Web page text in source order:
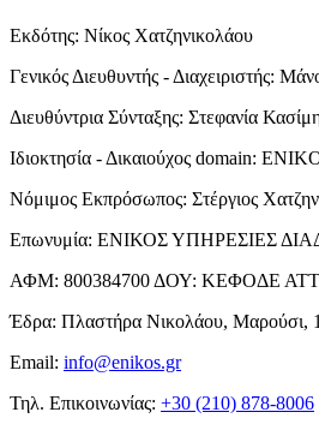
Εκδότης: Νίκος Χατζηνικολάου
Γενικός Διευθυντής - Διαχειριστής:
Διευθύντρια Σύνταξης: Στεφανία
Ιδιοκτησία - Δικαιούχος domain:
Νόμιμος Εκπρόσωπος: Στέργιος
Επωνυμία: ΕΝΙΚΟΣ ΥΠΗΡΕΣΙΕΣ
ΑΦΜ: 800384700 ΔΟΥ: ΚΕΦΟΔΕ
Έδρα: Πλαστήρα Νικολάου, Μαρούσι,
Email: info@enikos.gr
Τηλ. Επικοινωνίας: +30 (210) 878-8006